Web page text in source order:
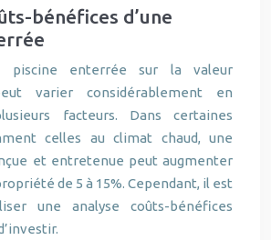
bénéfices d’une
piscine enterrée sur la valeur
varier considérablement en
facteurs. Dans certaines
celles au climat chaud, une
et entretenue peut augmenter
de 5 à 15%. Cependant, il est
une analyse coûts-bénéfices